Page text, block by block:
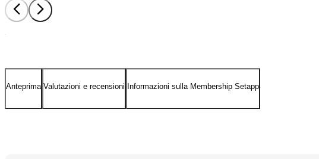
Anteprima Valutazioni e recensioni Informazioni sulla Membership Setapp